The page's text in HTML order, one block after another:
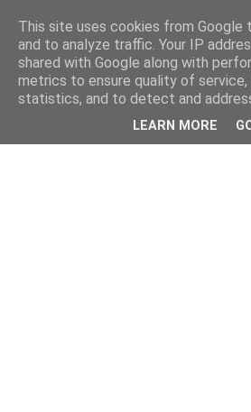
This site uses cookies from Google
and to analyze traffic. Your IP
shared with Google along with
metrics to ensure quality of service,
statistics, and to detect and
LEARN MORE